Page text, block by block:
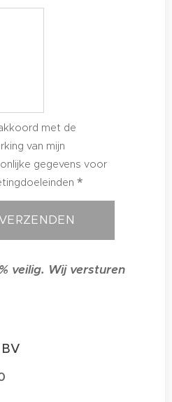
met de
van mijn
gegevens voor
veilig. Wij versturen